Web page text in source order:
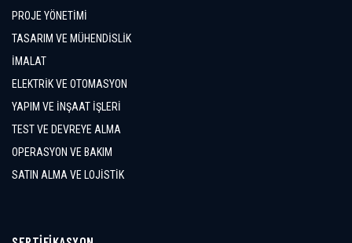
PROJE YÖNETİMİ
TASARIM VE MÜHENDİSLİK
İMALAT
ELEKTRİK VE OTOMASYON
YAPIM VE İNŞAAT İŞLERİ
TEST VE DEVREYE ALMA
OPERASYON VE BAKIM
SATIN ALMA VE LOJİSTİK